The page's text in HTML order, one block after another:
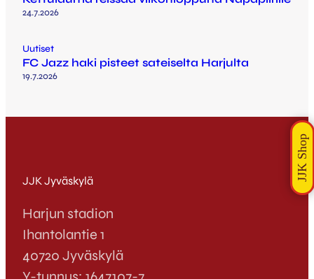
24.7.2026
Uutiset
FC Jazz haki pisteet sateiselta Harjulta
19.7.2026
JJK Jyväskylä
Harjun stadion
Ihantolantie 1
40720 Jyväskylä